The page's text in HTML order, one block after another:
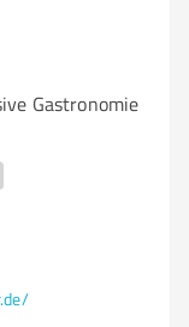
Gastronomie